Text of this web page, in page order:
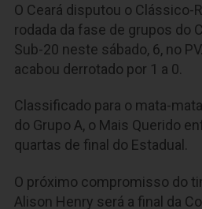
O Ceará disputou o Clássico-
rodada da fase de grupos do
Sub-20 neste sábado, 6, no
acabou derrotado por 1 a 0.
Classificado para o mata-
do Grupo A, o Mais Querido
quartas de final do Estadual.
O próximo compromisso do
Alison Henry será a final da